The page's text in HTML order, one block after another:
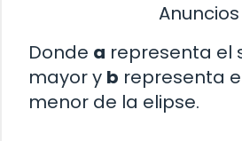
Anuncios
Donde a representa el
mayor y b representa
menor de la elipse.